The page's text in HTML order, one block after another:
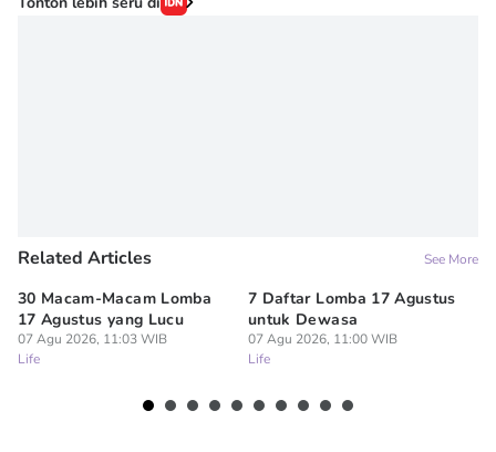
Related Articles See More
30 Macam-Macam Lomba
17 Agustus yang Lucu
07 Agu 2026, 11:03 WIB
Life
7 Daftar Lomba 17 Agustus
untuk Dewasa
07 Agu 2026, 11:00 WIB
Life